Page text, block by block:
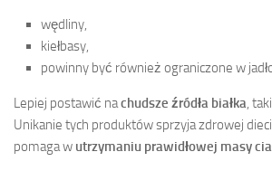
wędliny,
kiełbasy,
powinny być również ograniczone w
Lepiej postawić nachudsze źródła białka,
Unikanie tych produktów sprzyja zdrowej
pomaga w utrzymaniu prawidłowej masy